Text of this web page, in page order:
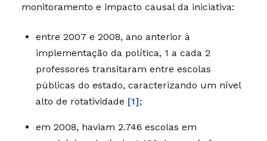
monitoramento e impacto causal da iniciativa:
entre 2007 e 2008, ano anterior à
implementação da política, 1 a cada 2
professores transitaram entre escolas
públicas do estado, caracterizando um nível
alto de rotatividade [1];
em 2008, haviam 2.746 escolas em